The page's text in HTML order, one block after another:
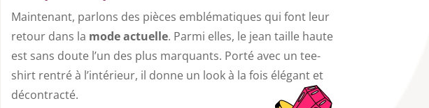
Maintenant, parlons des pièces emblématiques qui font leur
retour dans la mode actuelle. Parmi elles, le jean taille haute
est sans doute l’un des plus marquants. Porté avec un tee-
shirt rentré à l’intérieur, il donne un look à la fois élégant et
décontracté.